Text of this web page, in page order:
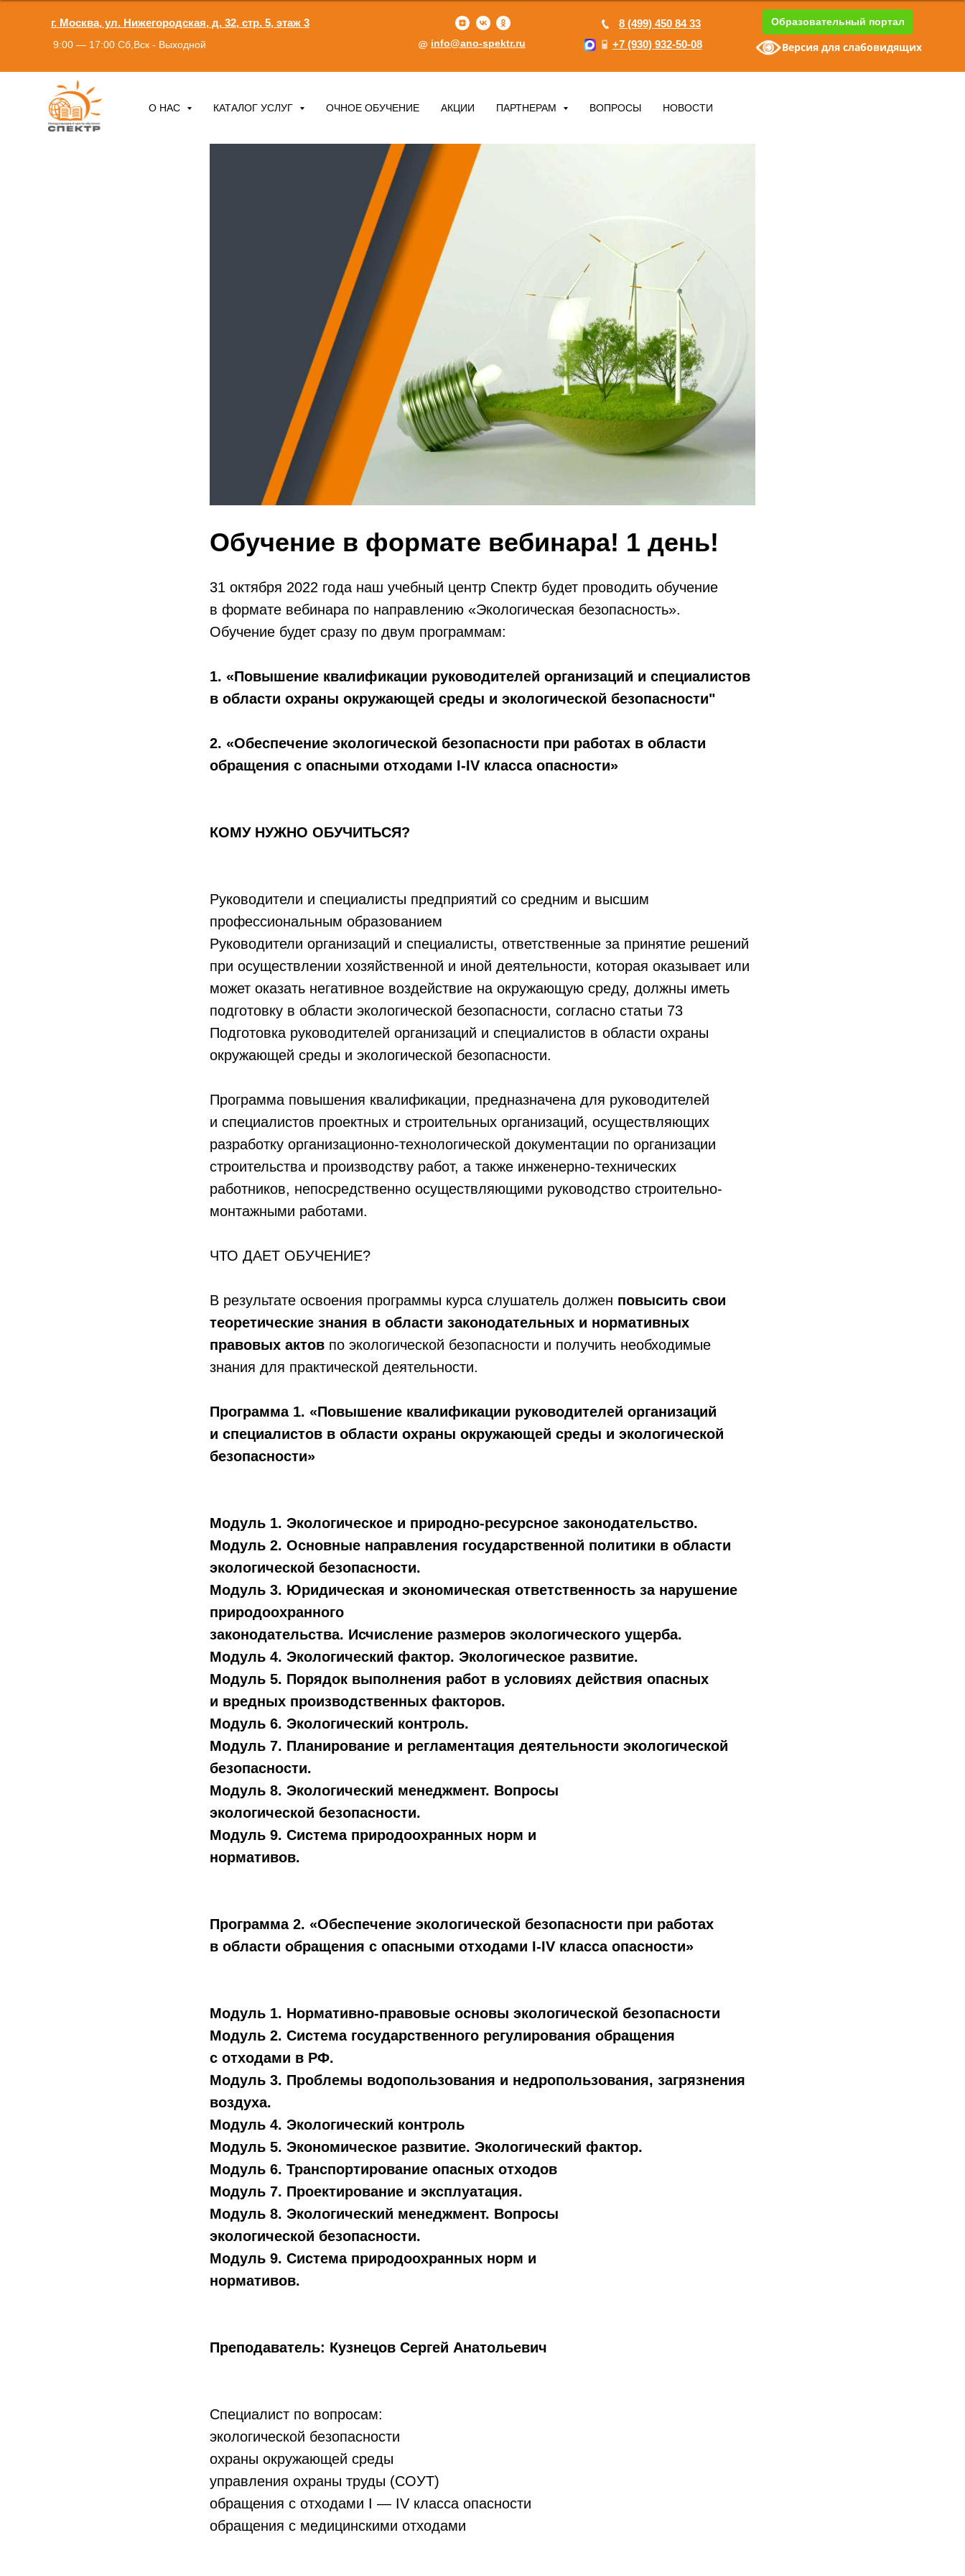
Образовательный портал
г. Москва, ул. Нижегородская, д. 32, стр. 5, этаж 3
+7 (930) 932-50-08
8 (499) 450 84 33
info@ano-spektr.ru
9:00 — 17:00 Сб,Вск - Выходной Версия для слабовидящих
О НАС КАТАЛОГ УСЛУГ ОЧНОЕ ОБУЧЕНИЕ АКЦИИ ПАРТНЕРАМ ВОПРОСЫ НОВОСТИ
Обучение в формате вебинара! 1 день!
31 октября 2022 года наш учебный центр Спектр будет проводить обучение
в формате вебинара по направлению «Экологическая безопасность».
Обучение будет сразу по двум программам:
1. «Повышение квалификации руководителей организаций и специалистов
в области охраны окружающей среды и экологической безопасности"
2. «Обеспечение экологической безопасности при работах в области
обращения с опасными отходами I-IV класса опасности»
КОМУ НУЖНО ОБУЧИТЬСЯ?
Руководители и специалисты предприятий со средним и высшим
профессиональным образованием
Руководители организаций и специалисты, ответственные за принятие решений
при осуществлении хозяйственной и иной деятельности, которая оказывает или
может оказать негативное воздействие на окружающую среду, должны иметь
подготовку в области экологической безопасности, согласно статьи 73
Подготовка руководителей организаций и специалистов в области охраны
окружающей среды и экологической безопасности.
Программа повышения квалификации, предназначена для руководителей
и специалистов проектных и строительных организаций, осуществляющих
разработку организационно-технологической документации по организации
строительства и производству работ, а также инженерно-технических
работников, непосредственно осуществляющими руководство строительно-
монтажными работами.
ЧТО ДАЕТ ОБУЧЕНИЕ?
В результате освоения программы курса слушатель должен повысить свои
теоретические знания в области законодательных и нормативных
правовых актов по экологической безопасности и получить необходимые
знания для практической деятельности.
Программа 1. «Повышение квалификации руководителей организаций
и специалистов в области охраны окружающей среды и экологической
безопасности»
Модуль 1. Экологическое и природно-ресурсное законодательство.
Модуль 2. Основные направления государственной политики в области
экологической безопасности.
Модуль 3. Юридическая и экономическая ответственность за нарушение
природоохранного
законодательства. Исчисление размеров экологического ущерба.
Модуль 4. Экологический фактор. Экологическое развитие.
Модуль 5. Порядок выполнения работ в условиях действия опасных
и вредных производственных факторов.
Модуль 6. Экологический контроль.
Модуль 7. Планирование и регламентация деятельности экологической
безопасности.
Модуль 8. Экологический менеджмент. Вопросы
экологической безопасности.
Модуль 9. Система природоохранных норм и
нормативов.
Программа 2. «Обеспечение экологической безопасности при работах
в области обращения с опасными отходами I-IV класса опасности»
Модуль 1. Нормативно-правовые основы экологической безопасности
Модуль 2. Система государственного регулирования обращения
с отходами в РФ.
Модуль 3. Проблемы водопользования и недропользования, загрязнения
воздуха.
Модуль 4. Экологический контроль
Модуль 5. Экономическое развитие. Экологический фактор.
Модуль 6. Транспортирование опасных отходов
Модуль 7. Проектирование и эксплуатация.
Модуль 8. Экологический менеджмент. Вопросы
экологической безопасности.
Модуль 9. Система природоохранных норм и
нормативов.
Преподаватель: Кузнецов Сергей Анатольевич
Специалист по вопросам:
экологической безопасности
охраны окружающей среды
управления охраны труды (СОУТ)
обращения с отходами I — IV класса опасности
обращения с медицинскими отходами